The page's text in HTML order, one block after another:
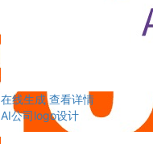
在线生成 查看详情
AI公司logo设计